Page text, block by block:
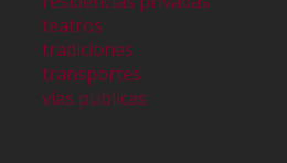
teatros
tradiciones
transportes
vias publicas